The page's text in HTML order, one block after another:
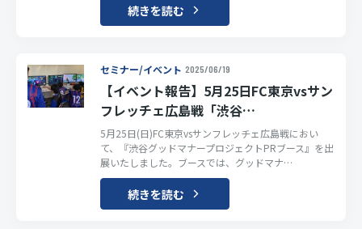
続きを読む
セミナー/イベント 2025/06/19
【イベント報告】5月25日FC東京vsサン
フレッチェ広島戦「渋谷…
5月25日(日)FC東京vsサンフレッチェ広島戦におい
て、『渋谷グッドマナープロジェクトPRブース』を出
展いたしました。ブースでは、グッドマナ…
続きを読む